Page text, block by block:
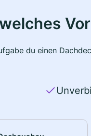
du einen